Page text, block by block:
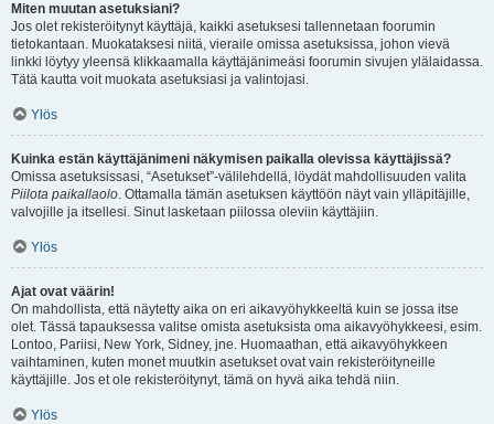
Miten muutan asetuksiani?
Jos olet rekisteröitynyt käyttäjä, kaikki asetuksesi tallennetaan foorumin
tietokantaan. Muokataksesi niitä, vieraile omissa asetuksissa, johon vievä
linkki löytyy yleensä klikkaamalla käyttäjänimeäsi foorumin sivujen ylälaidassa.
Tätä kautta voit muokata asetuksiasi ja valintojasi.
Ylös
Kuinka estän käyttäjänimeni näkymisen paikalla olevissa käyttäjissä?
Omissa asetuksissasi, “Asetukset”-välilehdellä, löydät mahdollisuuden valita
Piilota paikallaolo. Ottamalla tämän asetuksen käyttöön näyt vain ylläpitäjille,
valvojille ja itsellesi. Sinut lasketaan piilossa oleviin käyttäjiin.
Ylös
Ajat ovat väärin!
On mahdollista, että näytetty aika on eri aikavyöhykkeeltä kuin se jossa itse
olet. Tässä tapauksessa valitse omista asetuksista oma aikavyöhykkeesi, esim.
Lontoo, Pariisi, New York, Sidney, jne. Huomaathan, että aikavyöhykkeen
vaihtaminen, kuten monet muutkin asetukset ovat vain rekisteröityneille
käyttäjille. Jos et ole rekisteröitynyt, tämä on hyvä aika tehdä niin.
Ylös